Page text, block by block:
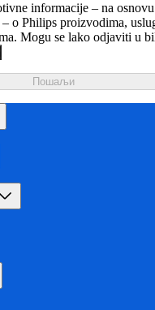
informacije – na
o Philips proizvodima,
Mogu se lako odjaviti u
Пошаљи